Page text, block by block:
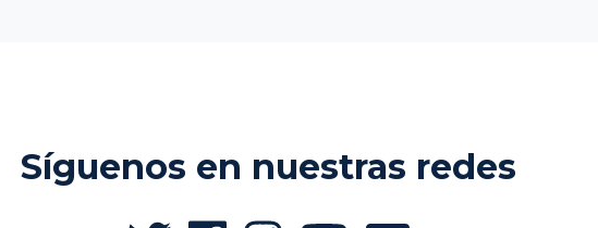
Síguenos en nuestras redes